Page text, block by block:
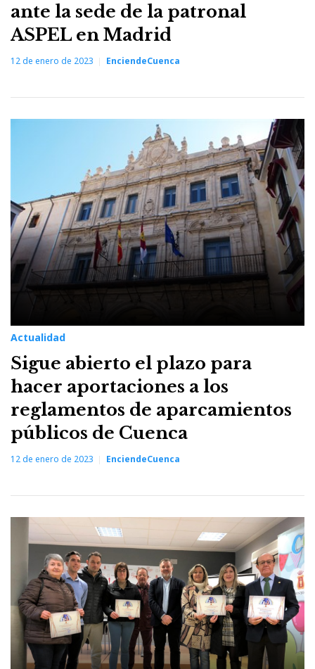
ante la sede de la patronal
ASPEL en Madrid
12 de enero de 2023 EnciendeCuenca
Actualidad
Sigue abierto el plazo para
hacer aportaciones a los
reglamentos de aparcamientos
públicos de Cuenca
12 de enero de 2023 EnciendeCuenca